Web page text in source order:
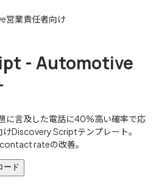
業責任者向け
- Automotive
に言及した電話に40%高い確率で応
Discovery Scriptテンプレート。
rateの改善。
ード